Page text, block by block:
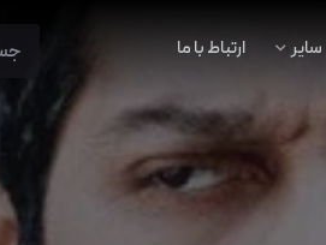
سایر ارتباط با ما